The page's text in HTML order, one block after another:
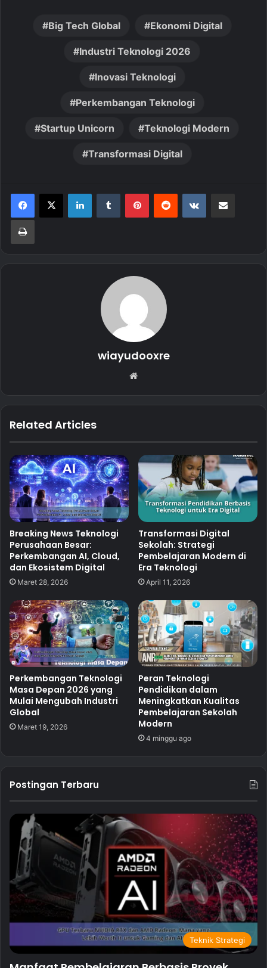
Big Tech Global Ekonomi Digital
Industri Teknologi 2026
Inovasi Teknologi
Perkembangan Teknologi
Startup Unicorn Teknologi Modern
Transformasi Digital
LinkedInTumblr PinterestReddit VKontakte
Print
wiayudooxre
Related Articles
Breaking News Teknologi
Perusahaan Besar:
Perkembangan AI, Cloud,
dan Ekosistem Digital
Maret 28, 2026
Transformasi Digital
Sekolah: Strategi
Pembelajaran Modern di
Era Teknologi
April 11, 2026
Perkembangan Teknologi
Masa Depan 2026 yang
Mulai Mengubah Industri
Global
Maret 19, 2026
Peran Teknologi
Pendidikan dalam
Meningkatkan Kualitas
Pembelajaran Sekolah
Modern
4 minggu ago
Postingan Terbaru
Teknik Strategi